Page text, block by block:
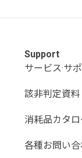
Support
サービス·サ
該非判定資料
消耗品カタ
各種お問い